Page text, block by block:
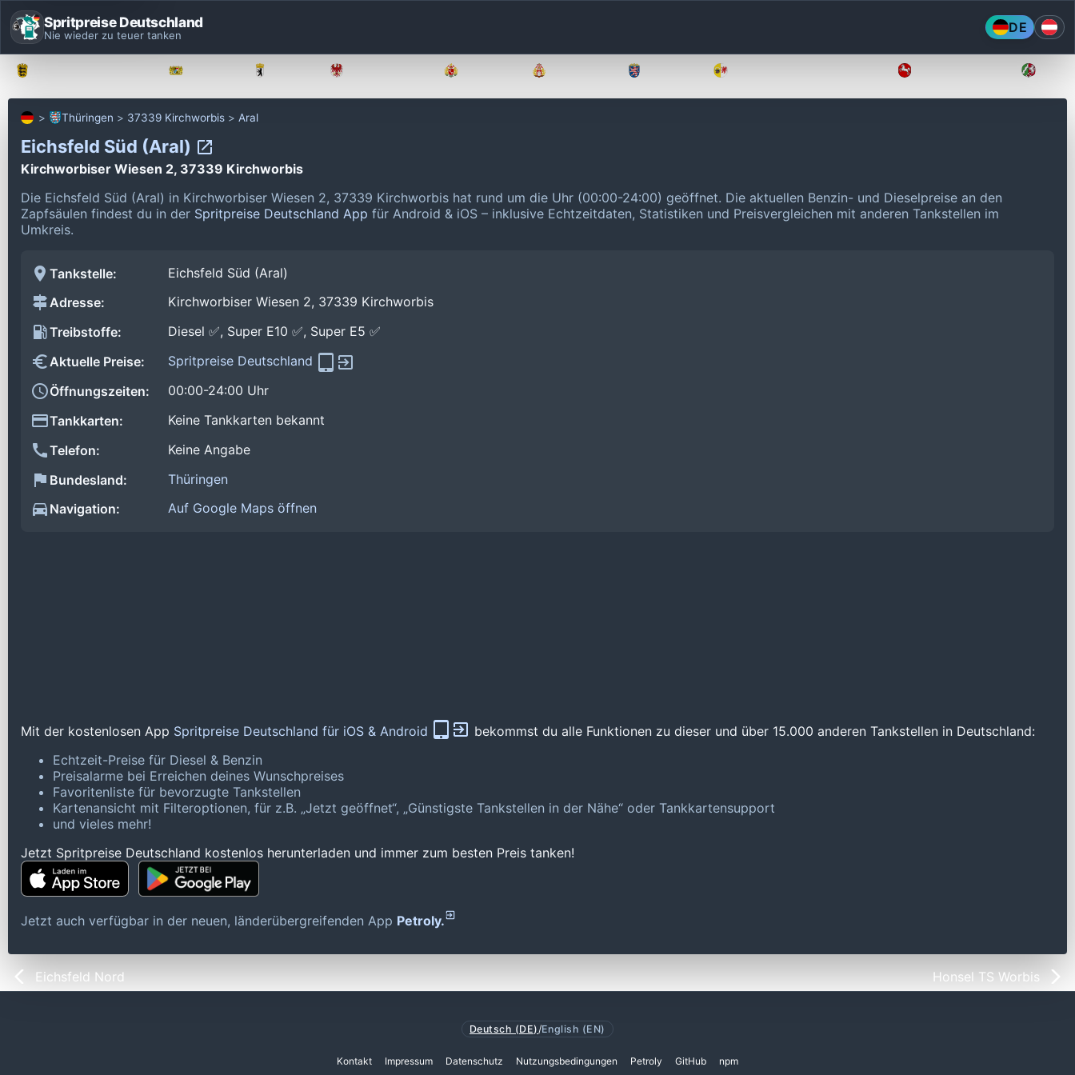
Spritpreise Deutschland
Nie wieder zu teuer tanken DE
Thüringen 37339 Kirchworbis Aral
Eichsfeld Süd (Aral)
Kirchworbiser Wiesen 2, 37339 Kirchworbis
Die Eichsfeld Süd (Aral) in Kirchworbiser Wiesen 2, 37339 Kirchworbis hat rund um die Uhr (00:00-24:00) geöffnet. Die aktuellen Benzin- und Dieselpreise an den
Zapfsäulen findest du in der Spritpreise Deutschland App für Android & iOS – inklusive Echtzeitdaten, Statistiken und Preisvergleichen mit anderen Tankstellen im
Umkreis.
Tankstelle:
Eichsfeld Süd (Aral)
Adresse:
Kirchworbiser Wiesen 2, 37339 Kirchworbis
Treibstoffe:
Diesel ✅, Super E10 ✅, Super E5 ✅
Aktuelle Preise:
Spritpreise Deutschland
Öffnungszeiten:
00:00-24:00 Uhr
Tankkarten:
Keine Tankkarten bekannt
Telefon:
Keine Angabe
Bundesland:
Thüringen
Navigation:
Auf Google Maps öffnen
Mit der kostenlosen App Spritpreise Deutschland für iOS & Android
bekommst du alle Funktionen zu dieser und über 15.000 anderen Tankstellen in Deutschland:
Echtzeit-Preise für Diesel & Benzin
Preisalarme bei Erreichen deines Wunschpreises
Favoritenliste für bevorzugte Tankstellen
Kartenansicht mit Filteroptionen, für z.B. „Jetzt geöffnet“, „Günstigste Tankstellen in der Nähe“ oder Tankkartensupport
und vieles mehr!
Jetzt Spritpreise Deutschland kostenlos herunterladen und immer zum besten Preis tanken!
Jetzt auch verfügbar in der neuen, länderübergreifenden App Petroly.
Eichsfeld Nord Honsel TS Worbis
Deutsch (DE) /English (EN)
Kontakt Impressum Datenschutz Nutzungsbedingungen Petroly GitHub npm